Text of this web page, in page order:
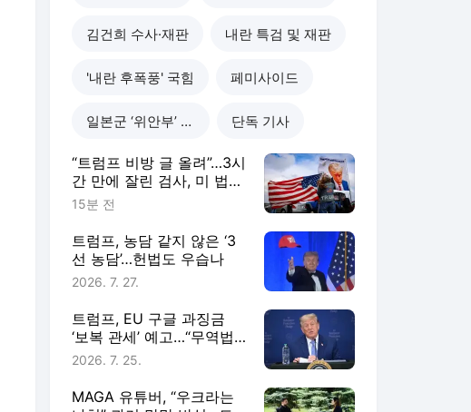
김건희 수사·재판 내란 특검 및 재판
'내란 후폭풍' 국힘 페미사이드
일본군 ‘위안부’ 피해 단독 기사
“트럼프 비방 글 올려”…3시
간 만에 잘린 검사, 미 법무
부 상대 소송
15분 전
트럼프, 농담 같지 않은 ‘3
선 농담’…헌법도 우습나
2026. 7. 27.
트럼프, EU 구글 과징금
‘보복 관세’ 예고…“무역법
301조 조사 개시”
2026. 7. 25.
MAGA 유튜버, “우크라는